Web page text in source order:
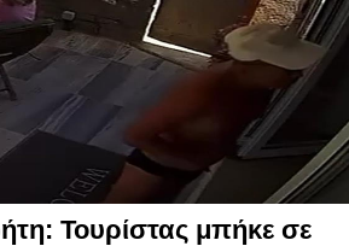
Τουρίστας μπήκε σε